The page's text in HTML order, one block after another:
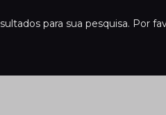
para sua pesquisa. Por